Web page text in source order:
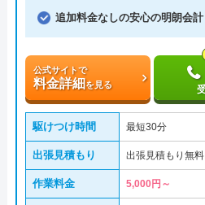
追加料金なしの安心の明朗会計
公式サイトで
料金詳細を見る
駆けつけ時間 最短30分
出張見積もり 出張見積もり無料
作業料金 5,000円～